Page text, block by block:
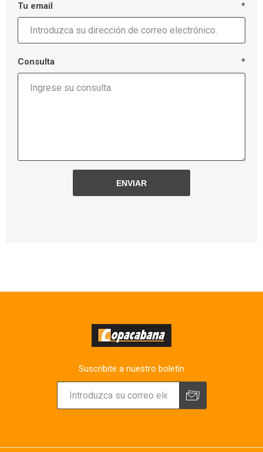
Tu email *
Consulta *
Suscribite a nuestro boletín